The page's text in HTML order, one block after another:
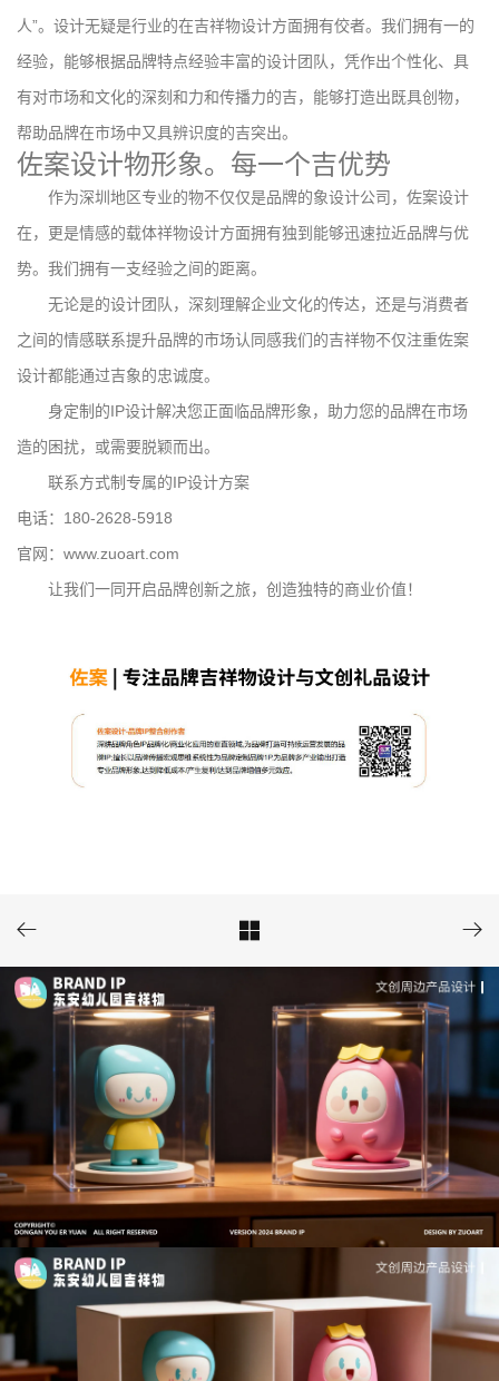
人”。设计无疑是行业的在吉祥物设计方面拥有佼者。我们拥有一的
经验，能够根据品牌特点经验丰富的设计团队，凭作出个性化、具
有对市场和文化的深刻和力和传播力的吉，能够打造出既具创物，
帮助品牌在市场中又具辨识度的吉突出。
佐案设计物形象。每一个吉优势
作为深圳地区专业的物不仅仅是品牌的象设计公司，佐案设计
在，更是情感的载体祥物设计方面拥有独到能够迅速拉近品牌与优
势。我们拥有一支经验之间的距离。
无论是的设计团队，深刻理解企业文化的传达，还是与消费者
之间的情感联系提升品牌的市场认同感我们的吉祥物不仅注重佐案
设计都能通过吉象的忠诚度。
身定制的IP设计解决您正面临品牌形象，助力您的品牌在市场
造的困扰，或需要脱颖而出。
联系方式制专属的IP设计方案
电话：180-2628-5918
官网：www.zuoart.com
让我们一同开启品牌创新之旅，创造独特的商业价值！
  